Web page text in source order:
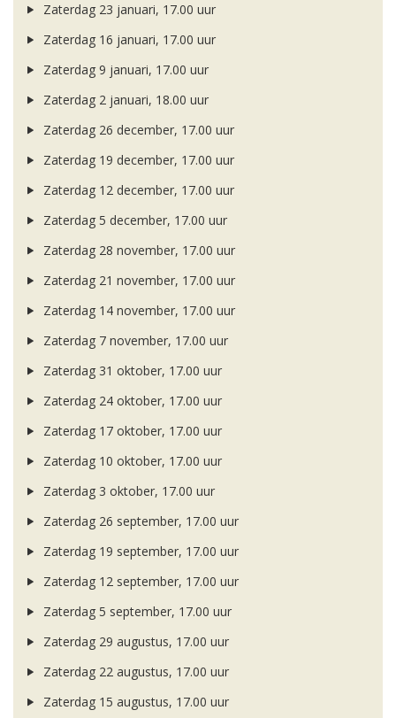
Zaterdag 23 januari, 17.00 uur
Zaterdag 16 januari, 17.00 uur
Zaterdag 9 januari, 17.00 uur
Zaterdag 2 januari, 18.00 uur
Zaterdag 26 december, 17.00 uur
Zaterdag 19 december, 17.00 uur
Zaterdag 12 december, 17.00 uur
Zaterdag 5 december, 17.00 uur
Zaterdag 28 november, 17.00 uur
Zaterdag 21 november, 17.00 uur
Zaterdag 14 november, 17.00 uur
Zaterdag 7 november, 17.00 uur
Zaterdag 31 oktober, 17.00 uur
Zaterdag 24 oktober, 17.00 uur
Zaterdag 17 oktober, 17.00 uur
Zaterdag 10 oktober, 17.00 uur
Zaterdag 3 oktober, 17.00 uur
Zaterdag 26 september, 17.00 uur
Zaterdag 19 september, 17.00 uur
Zaterdag 12 september, 17.00 uur
Zaterdag 5 september, 17.00 uur
Zaterdag 29 augustus, 17.00 uur
Zaterdag 22 augustus, 17.00 uur
Zaterdag 15 augustus, 17.00 uur